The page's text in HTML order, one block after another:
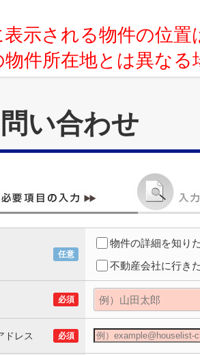
示される物件の位
物件所在地とは異な
い合わせ
任意
物件の詳細を知り
不動産会社に行き
必須
ドレス 必須